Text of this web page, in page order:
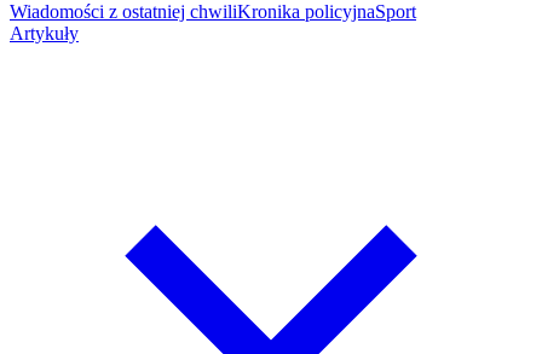
Wiadomości z ostatniej chwiliKronika policyjnaSport
Artykuły